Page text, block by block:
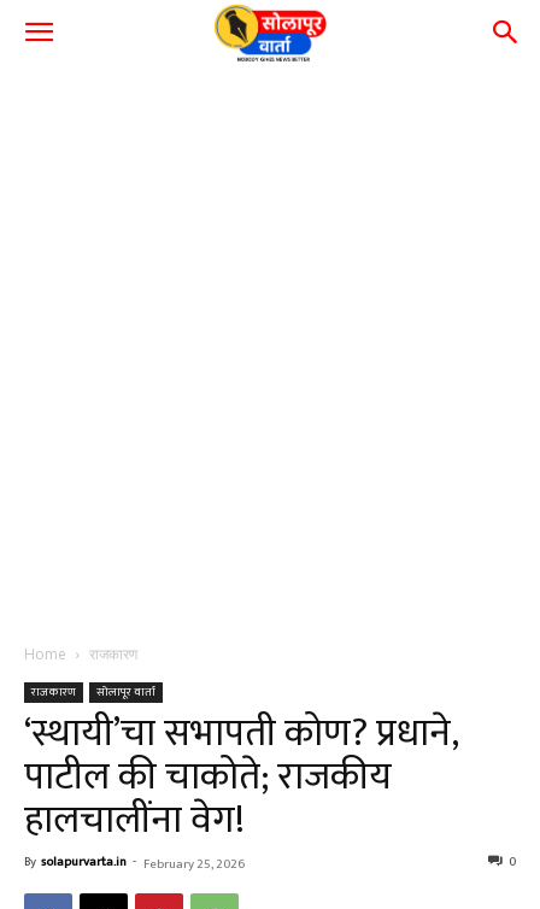
Home राजकारण
राजकारण सोलापूर वार्ता
‘स्थायी’चा सभापती कोण? प्रधाने,
पाटील की चाकोते; राजकीय
हालचालींना वेग!
By solapurvarta.in - February 25, 2026 0